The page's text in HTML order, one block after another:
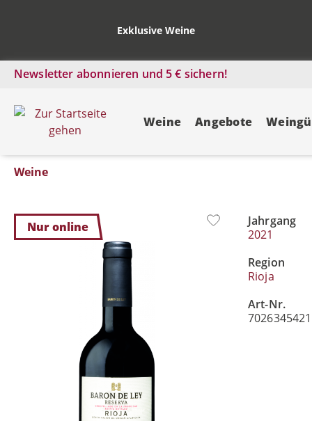
Exklusive Weine
Newsletter abonnieren und 5 € sichern!
Weine Angebote
Weine
Nur online
Bildergalerie überspringen
Jahrgang
2021
Region
Rioja
Art-Nr.
7026345421